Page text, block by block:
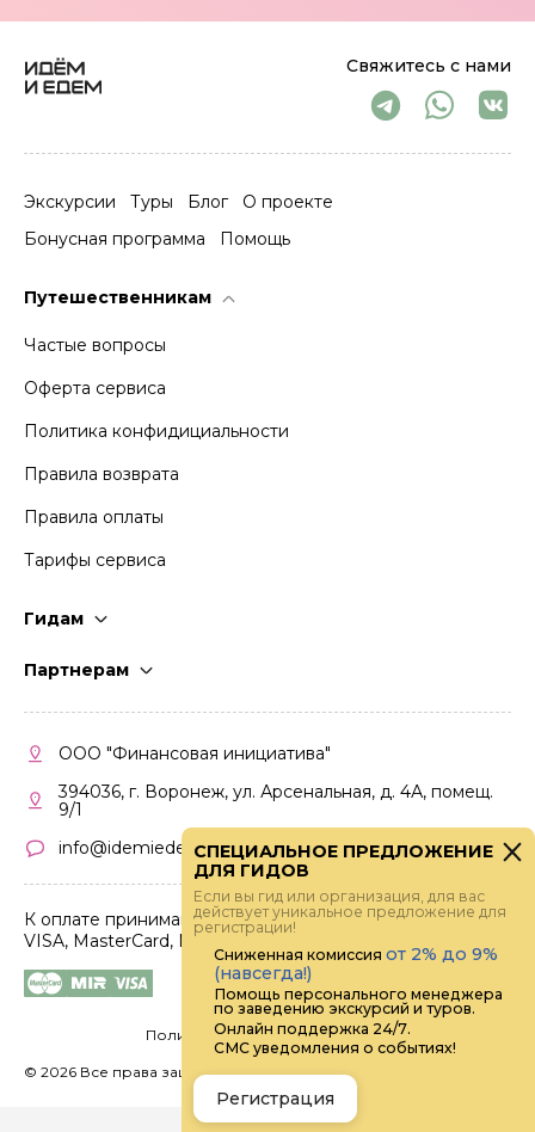
Свяжитесь с нами
Экскурсии Туры Блог
О проекте
Бонусная программа
Помощь
Путешественникам
Частые вопросы
Оферта сервиса
Политика конфидициальности
Правила возврата
Правила оплаты
Тарифы сервиса
Гидам
Партнерам
Кабинет партнера
Правила участия
ООО "Финансовая инициатива"
394036, г. Воронеж, ул. Арсенальная, д. 4А, помещ.
9/1
info@idemiedem.ru
К оплате принимаются карты
VISA, MasterCard, МИР
Политика конфиденциальности
© 2026 Все права защищены.
СПЕЦИАЛЬНОЕ ПРЕДЛОЖЕНИЕ
ДЛЯ ГИДОВ
Если вы гид или организация, для вас
действует уникальное предложение для
регистрации!
Сниженная комиссия от 2% до 9%
(навсегда!)
Помощь персонального менеджера
по заведению экскурсий и туров.
Онлайн поддержка 24/7.
СМС уведомления о событиях!
Регистрация